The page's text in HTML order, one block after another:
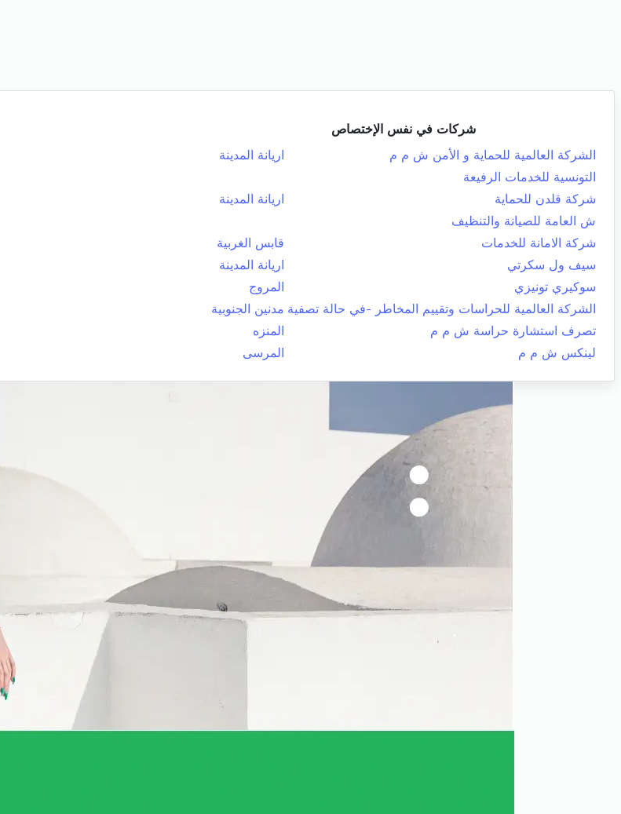
شركات في نفس الإختصاص
الشركة العالمية للحماية و الأمن ش م م
اريانة المدينة
التونسية للخدمات الرفيعة
شركة قلدن للحماية
اريانة المدينة
ش العامة للصيانة والتنظيف
شركة الامانة للخدمات
قابس الغربية
سيف ول سكرتي
اريانة المدينة
سوكيري تونيزي
المروج
الشركة العالمية للحراسات وتقييم المخاطر -في حالة تصفية مدنين الجنوبية
تصرف استشارة حراسة ش م م
المنزه
لينكس ش م م
المرسى